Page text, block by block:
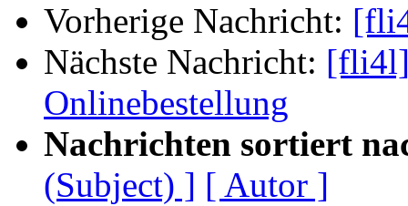
Vorherige Nachricht:
Nächste Nachricht:
Onlinebestellung
Nachrichten sortiert
(Subject) ] [ Autor ]